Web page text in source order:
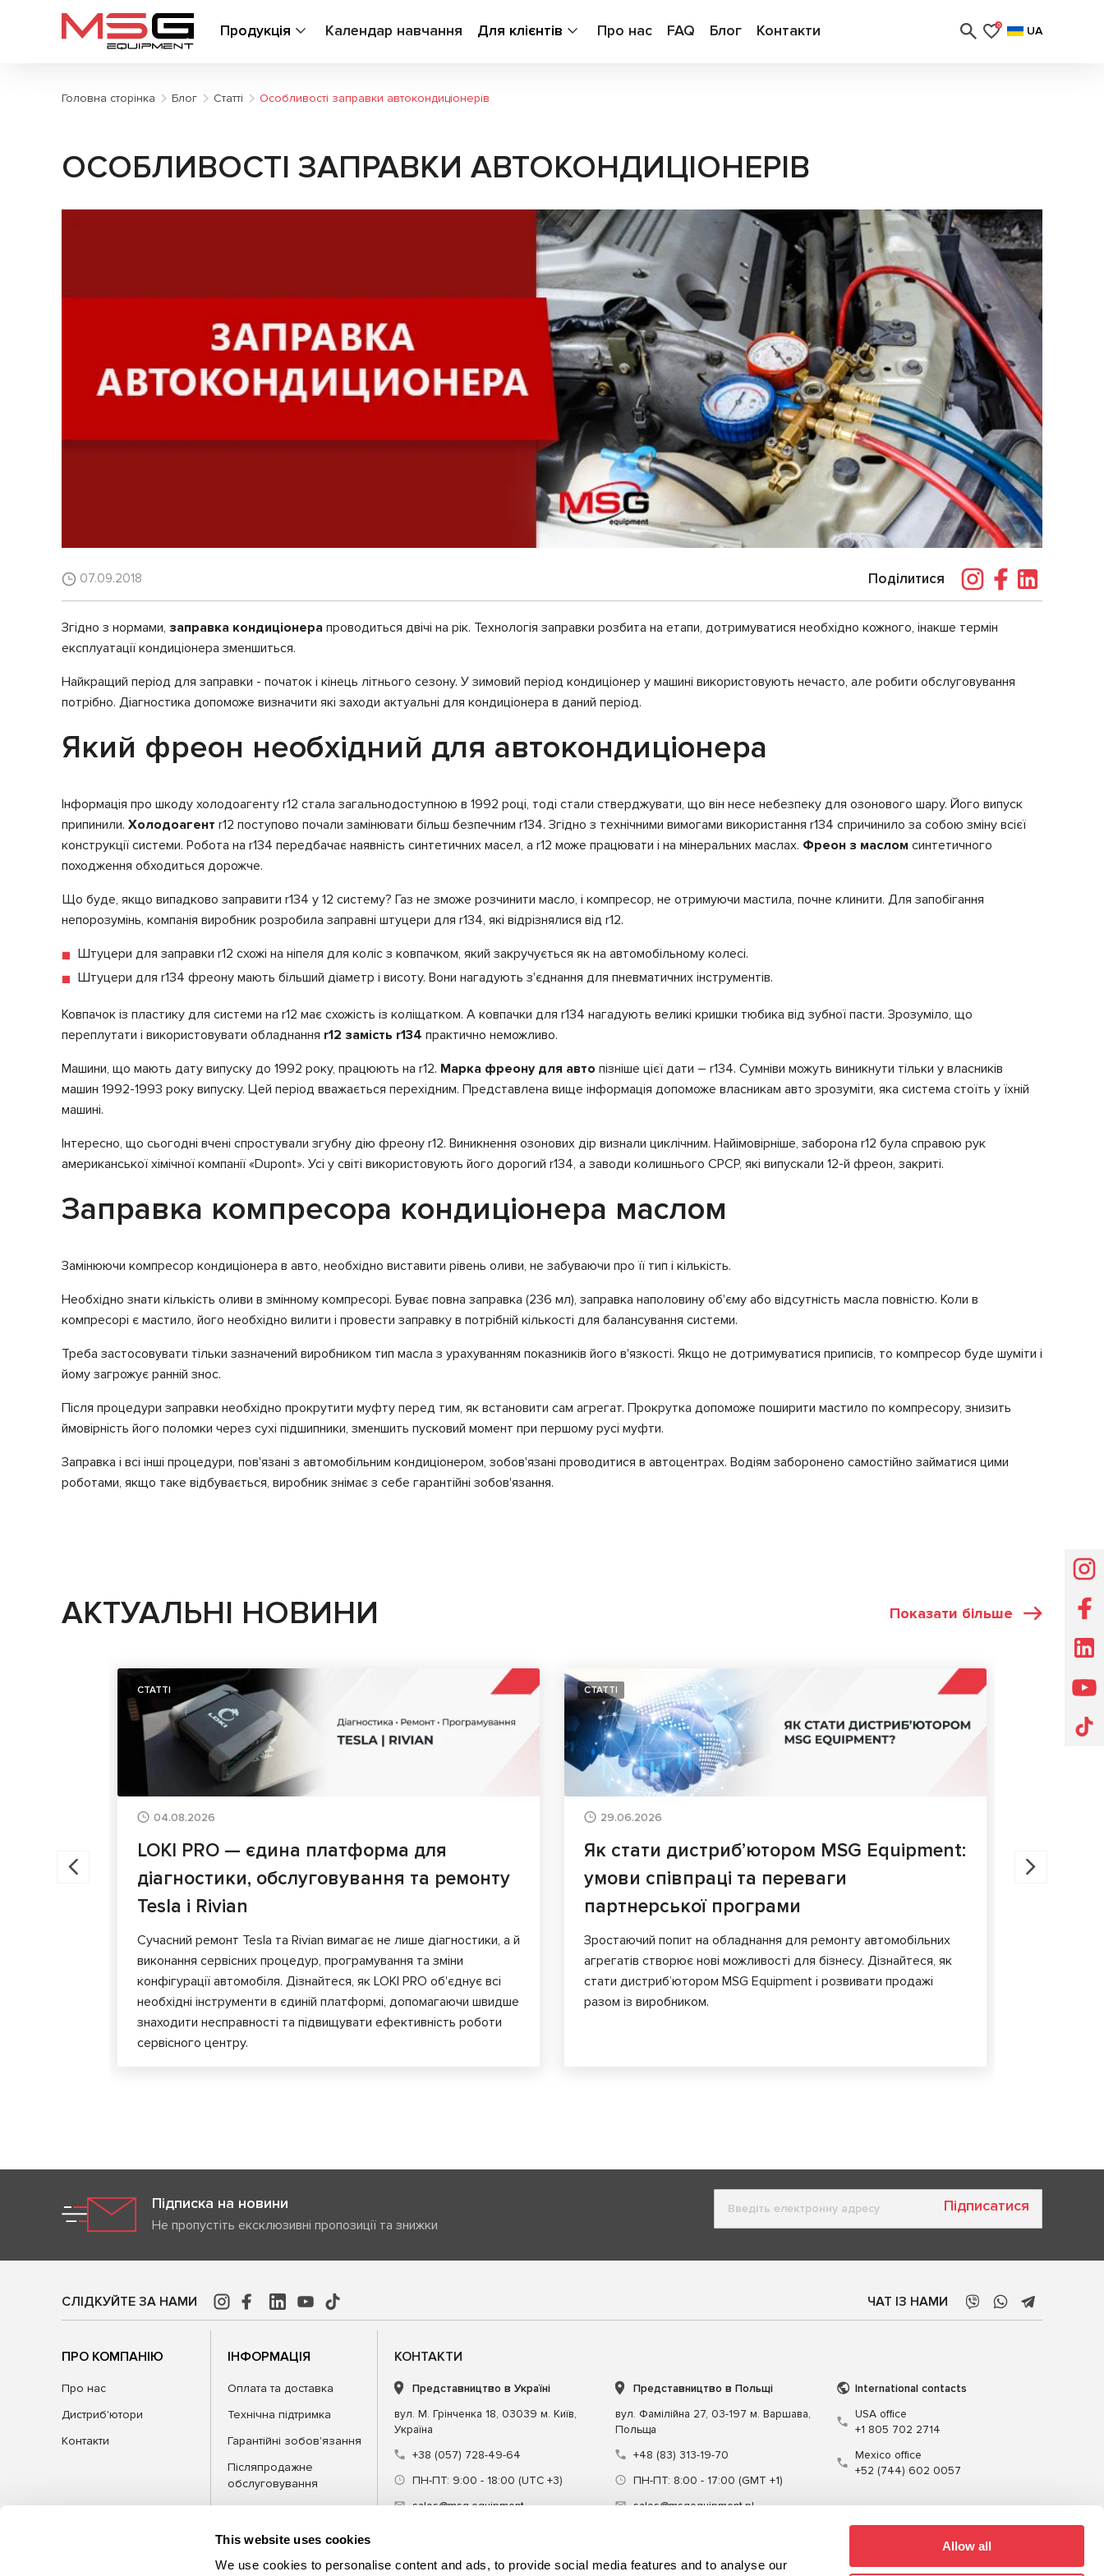
This website uses cookies
We use cookies to personalise content and ads, to provide social media features and to analyse our
Allow all
Продукція Календар навчання Для клієнтів Про нас FAQ Блог Контакти 0 UA
Головна сторінка Блог Статті Особливості заправки автокондиціонерів
ОСОБЛИВОСТІ ЗАПРАВКИ АВТОКОНДИЦІОНЕРІВ
07.09.2018 Поділитися
Згідно з нормами, заправка кондиціонера проводиться двічі на рік. Технологія заправки розбита на етапи, дотримуватися необхідно кожного, інакше термін
експлуатації кондиціонера зменшиться.
Найкращий період для заправки - початок і кінець літнього сезону. У зимовий період кондиціонер у машині використовують нечасто, але робити обслуговування
потрібно. Діагностика допоможе визначити які заходи актуальні для кондиціонера в даний період.
Який фреон необхідний для автокондиціонера
Інформація про шкоду холодоагенту r12 стала загальнодоступною в 1992 році, тоді стали стверджувати, що він несе небезпеку для озонового шару. Його випуск
припинили. Холодоагент r12 поступово почали замінювати більш безпечним r134. Згідно з технічними вимогами використання r134 спричинило за собою зміну всієї
конструкції системи. Робота на r134 передбачає наявність синтетичних масел, а r12 може працювати і на мінеральних маслах. Фреон з маслом синтетичного
походження обходиться дорожче.
Що буде, якщо випадково заправити r134 у 12 систему? Газ не зможе розчинити масло, і компресор, не отримуючи мастила, почне клинити. Для запобігання
непорозумінь, компанія виробник розробила заправні штуцери для r134, які відрізнялися від r12.
Штуцери для заправки r12 схожі на ніпеля для коліс з ковпачком, який закручується як на автомобільному колесі.
Штуцери для r134 фреону мають більший діаметр і висоту. Вони нагадують з'єднання для пневматичних інструментів.
Ковпачок із пластику для системи на r12 має схожість із коліщатком. А ковпачки для r134 нагадують великі кришки тюбика від зубної пасти. Зрозуміло, що
переплутати і використовувати обладнання r12 замість r134 практично неможливо.
Машини, що мають дату випуску до 1992 року, працюють на r12. Марка фреону для авто пізніше цієї дати – r134. Сумніви можуть виникнути тільки у власників
машин 1992-1993 року випуску. Цей період вважається перехідним. Представлена вище інформація допоможе власникам авто зрозуміти, яка система стоїть у їхній
машині.
Інтересно, що сьогодні вчені спростували згубну дію фреону r12. Виникнення озонових дір визнали циклічним. Найімовірніше, заборона r12 була справою рук
американської хімічної компанії «Dupont». Усі у світі використовують його дорогий r134, а заводи колишнього СРСР, які випускали 12-й фреон, закриті.
Заправка компресора кондиціонера маслом
Замінюючи компресор кондиціонера в авто, необхідно виставити рівень оливи, не забуваючи про її тип і кількість.
Необхідно знати кількість оливи в змінному компресорі. Буває повна заправка (236 мл), заправка наполовину об'єму або відсутність масла повністю. Коли в
компресорі є мастило, його необхідно вилити і провести заправку в потрібній кількості для балансування системи.
Треба застосовувати тільки зазначений виробником тип масла з урахуванням показників його в'язкості. Якщо не дотримуватися приписів, то компресор буде шуміти і
йому загрожує ранній знос.
Після процедури заправки необхідно прокрутити муфту перед тим, як встановити сам агрегат. Прокрутка допоможе поширити мастило по компресору, знизить
ймовірність його поломки через сухі підшипники, зменшить пусковий момент при першому русі муфти.
Заправка і всі інші процедури, пов'язані з автомобільним кондиціонером, зобов'язані проводитися в автоцентрах. Водіям заборонено самостійно займатися цими
роботами, якщо таке відбувається, виробник знімає з себе гарантійні зобов'язання.
АКТУАЛЬНІ НОВИНИ Показати більше
СТАТТІ
04.08.2026
LOKI PRO — єдина платформа для
діагностики, обслуговування та ремонту
Tesla і Rivian
Сучасний ремонт Tesla та Rivian вимагає не лише діагностики, а й
виконання сервісних процедур, програмування та зміни
конфігурації автомобіля. Дізнайтеся, як LOKI PRO об'єднує всі
необхідні інструменти в єдиній платформі, допомагаючи швидше
знаходити несправності та підвищувати ефективність роботи
сервісного центру.
СТАТТІ
29.06.2026
Як стати дистриб’ютором MSG Equipment:
умови співпраці та переваги
партнерської програми
Зростаючий попит на обладнання для ремонту автомобільних
агрегатів створює нові можливості для бізнесу. Дізнайтеся, як
стати дистриб’ютором MSG Equipment і розвивати продажі
разом із виробником.
Підписка на новини
Не пропустіть ексклюзивні пропозиції та знижки
Підписатися
СЛІДКУЙТЕ ЗА НАМИ ЧАТ ІЗ НАМИ
ПРО КОМПАНІЮ
Про нас
Дистриб'ютори
Контакти
ІНФОРМАЦІЯ
Оплата та доставка
Технічна підтримка
Гарантійні зобов'язання
Післяпродажне
обслуговування
FAQ
Блог
КОНТАКТИ
Представництво в Україні
вул. М. Грінченка 18, 03039 м. Київ,
Україна
+38 (057) 728-49-64
ПН-ПТ: 9:00 - 18:00 (UTC +3)
sales@msg.equipment
Представництво в Польщі
вул. Фамілійна 27, 03-197 м. Варшава,
Польща
+48 (83) 313-19-70
ПН-ПТ: 8:00 - 17:00 (GMT +1)
sales@msgequipment.pl
International contacts
USA office
+1 805 702 2714
Mexico office
+52 (744) 602 0057